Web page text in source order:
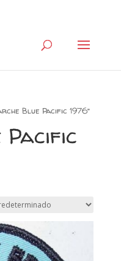
Blue Pacific 1976”
Pacific